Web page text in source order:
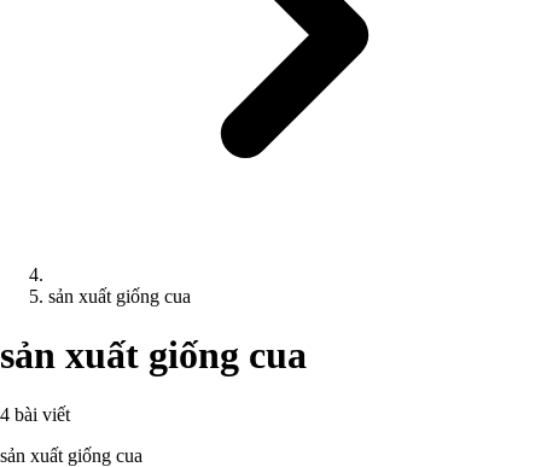
sản xuất giống cua
sản xuất giống cua
4 bài viết
sản xuất giống cua